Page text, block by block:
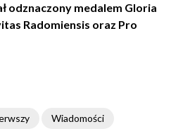
odznaczony medalem Gloria
Radomiensis oraz Pro
Wiadomości